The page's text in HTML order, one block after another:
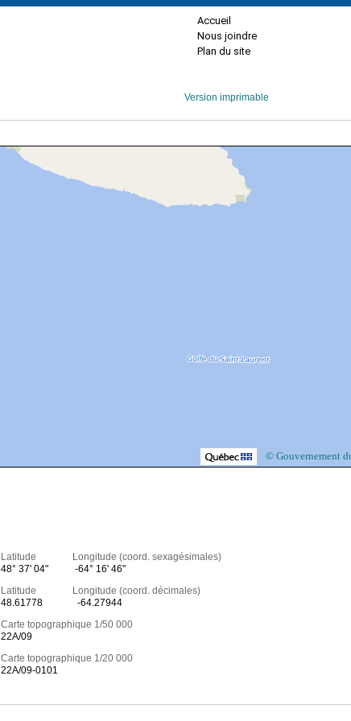
Accueil
Nous joindre
Plan du site
Version imprimable
© Gouvernement
Latitude Longitude (coord. sexagésimales)
48° 37' 04"
-64° 16' 46"
Latitude Longitude (coord. décimales)
48.61778
-64.27944
Carte topographique 1/50 000
22A/09
Carte topographique 1/20 000
22A/09-0101